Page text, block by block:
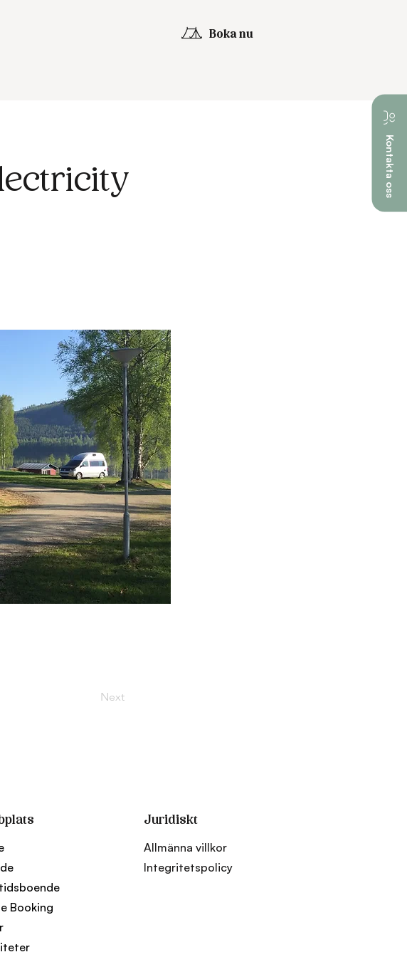
Kontakta oss
Boka nu
Next
Booking
Juridiskt
Allmänna villkor
Integritetspolicy